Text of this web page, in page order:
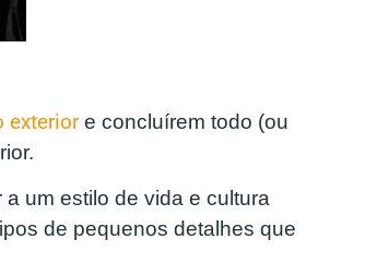
exteriore concluírem todo (ou
um estilo de vida e cultura
de pequenos detalhes que